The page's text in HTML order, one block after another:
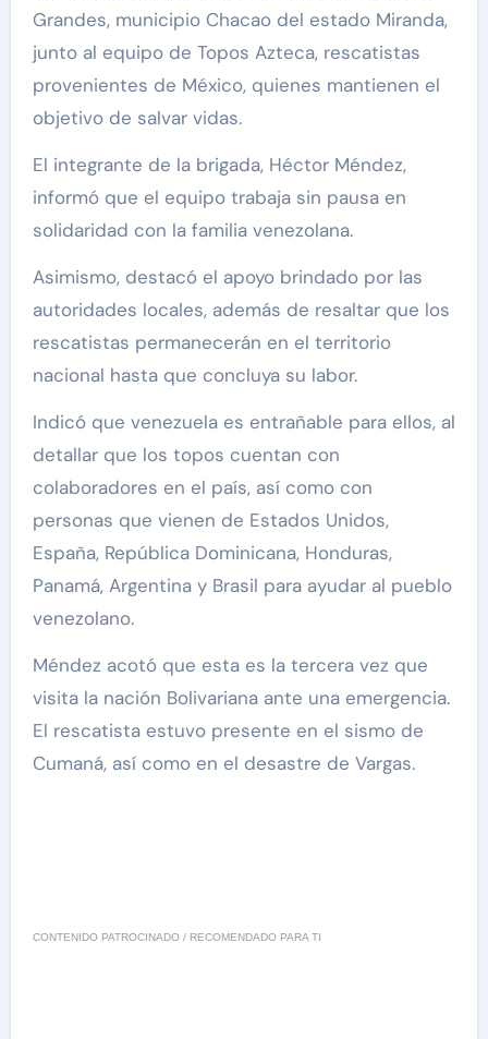
Grandes, municipio Chacao del estado Miranda,
junto al equipo de Topos Azteca, rescatistas
provenientes de México, quienes mantienen el
objetivo de salvar vidas.
El integrante de la brigada, Héctor Méndez,
informó que el equipo trabaja sin pausa en
solidaridad con la familia venezolana.
Asimismo, destacó el apoyo brindado por las
autoridades locales, además de resaltar que los
rescatistas permanecerán en el territorio
nacional hasta que concluya su labor.
Indicó que venezuela es entrañable para ellos, al
detallar que los topos cuentan con
colaboradores en el país, así como con
personas que vienen de Estados Unidos,
España, República Dominicana, Honduras,
Panamá, Argentina y Brasil para ayudar al pueblo
venezolano.
Méndez acotó que esta es la tercera vez que
visita la nación Bolivariana ante una emergencia.
El rescatista estuvo presente en el sismo de
Cumaná, así como en el desastre de Vargas.
CONTENIDO PATROCINADO / RECOMENDADO PARA TI